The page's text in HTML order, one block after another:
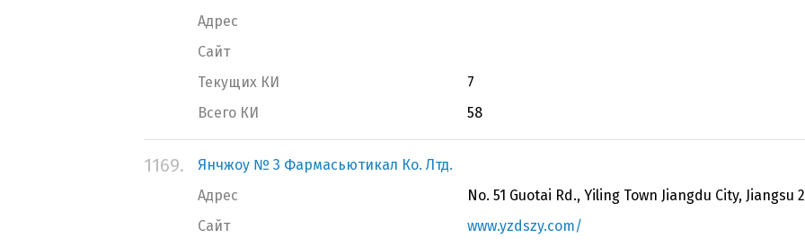
Адрес
Сайт
Текущих КИ
7
Всего КИ
58
1169.
Янчжоу № 3 Фармасьютикал Ко. Лтд.
Адрес
No. 51 Guotai Rd., Yiling Town Jiangdu City, Jiangsu
Сайт
www.yzdszy.com/